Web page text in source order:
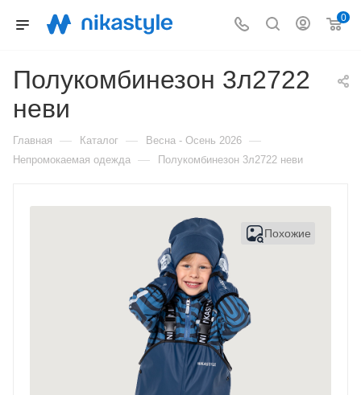
0
Полукомбинезон 3л2722
неви
Главная — Каталог — Весна - Осень 2026 —
Непромокаемая одежда — Полукомбинезон 3л2722 неви
Похожие